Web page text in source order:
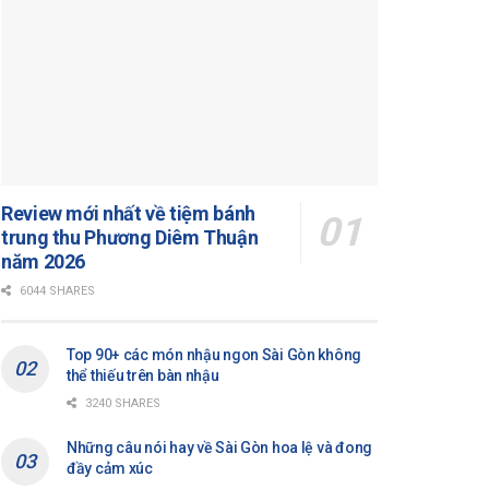
Review mới nhất về tiệm bánh
trung thu Phương Diêm Thuận
năm 2026
6044 SHARES
Top 90+ các món nhậu ngon Sài Gòn không
thể thiếu trên bàn nhậu
3240 SHARES
Những câu nói hay về Sài Gòn hoa lệ và đong
đầy cảm xúc